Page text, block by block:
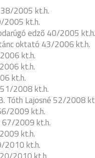
2005 kt.h.
2005 kt.h.
edző 40/2005 kt.h.
oktató 43/2006 kt.h.
kt.h.
kt.h.
kt.h.
2008 kt.h.
Tóth Lajosné 52/2008
2009 kt.h.
67/2009 kt.h.
kt.h.
2010 kt.h.